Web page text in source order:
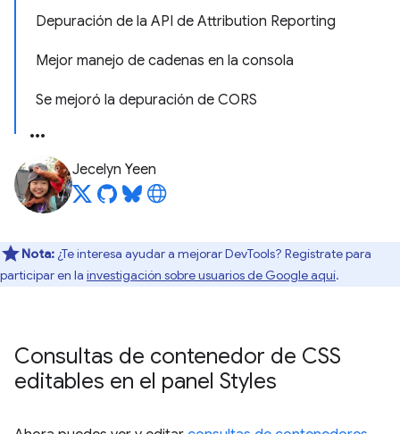
Depuración de la API de Attribution Reporting
Mejor manejo de cadenas en la consola
Se mejoró la depuración de CORS
Jecelyn Yeen
Nota: ¿Te interesa ayudar a mejorar DevTools? Regístrate para
participar en la investigación sobre usuarios de Google aquí.
Consultas de contenedor de CSS
editables en el panel Styles